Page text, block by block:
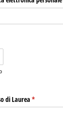
di Laurea *
(richiesto)